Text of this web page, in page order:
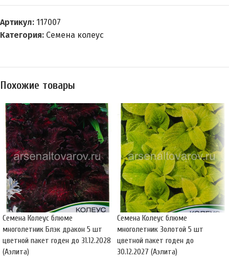
Артикул: 117007
Категория: Семена колеус
Похожие товары
Семена Колеус блюме
многолетник Блэк дракон 5 шт
цветной пакет годен до 31.12.2028
(Аэлита)
Семена Колеус блюме
многолетник Золотой 5 шт
цветной пакет годен до
30.12.2027 (Аэлита)